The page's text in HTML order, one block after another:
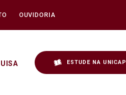
OUVIDORIA
ESTUDE NA UNICAP